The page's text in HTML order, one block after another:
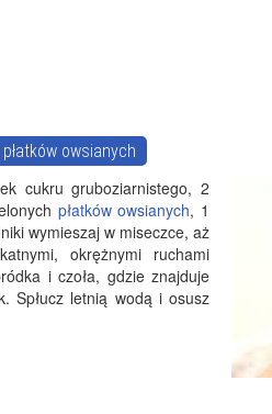
owsianych
cukru gruboziarnistego, 2
płatków owsianych, 1
wymieszaj w miseczce, aż
okrężnymi ruchami
i czoła, gdzie znajduje
Spłucz letnią wodą i osusz